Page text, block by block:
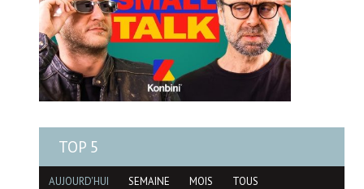
TOP 5
AUJOURD'HUI SEMAINE MOIS TOUS